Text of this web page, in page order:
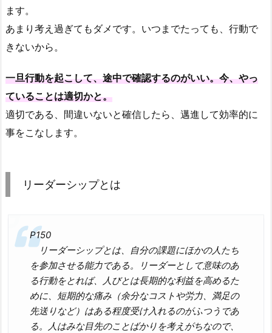
ます。
あまり考え過ぎてもダメです。いつまでたっても、行動で
きないから。
一旦行動を起こして、途中で確認するのがいい。今、やっ
ていることは適切かと。
適切である、間違いないと確信したら、邁進して効率的に
事をこなします。
リーダーシップとは
P150
リーダーシップとは、自分の課題にほかの人たち
を参加させる能力である。リーダーとして意味のあ
る行動をとれば、人びとは長期的な利益を高めるた
めに、短期的な痛み（余分なコストや労力、満足の
先送りなど）はある程度受け入れるのがふつうであ
る。人はみな目先のことばかりを考えがちなので、